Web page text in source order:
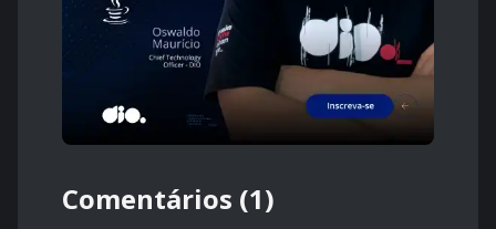
Comentários (1)